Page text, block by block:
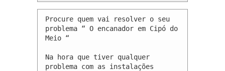
Procure quem vai resolver o seu
problema “ O encanador em Cipó do
Meio “
Na hora que tiver qualquer
problema com as instalações